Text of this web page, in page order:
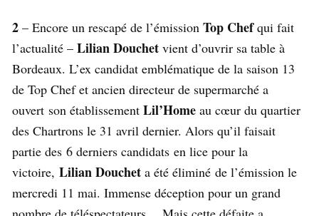
2 – Encore un rescapé de l’émission Top Chefqui fait
l’actualité – Lilian Douchet vient d’ouvrir sa table à
Bordeaux. L’ex candidat emblématique de la saison 13
de Top Chef et ancien directeur de supermarché a
ouvert son établissement Lil’Home au cœur du quartier
des Chartrons le 31 avril dernier. Alors qu’il faisait
partie des 6 derniers candidats en lice pour la
victoire, Lilian Douchet a été éliminé de l’émission le
mercredi 11 mai. Immense déception pour un grand